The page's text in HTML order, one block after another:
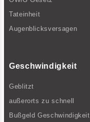
Tateinheit
Augenblicksversagen
Geschwindigkeit
Geblitzt
außerorts zu schnell
Bußgeld